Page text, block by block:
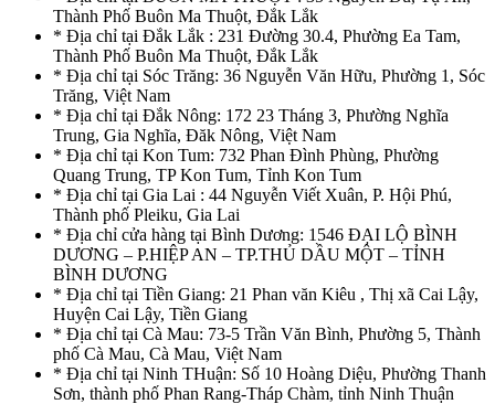
Thành Phố Buôn Ma Thuột, Đắk Lắk
* Địa chỉ tại Đắk Lắk : 231 Đường 30.4, Phường Ea Tam,
Thành Phố Buôn Ma Thuột, Đắk Lắk
* Địa chỉ tại Sóc Trăng: 36 Nguyễn Văn Hữu, Phường 1, Sóc
Trăng, Việt Nam
* Địa chỉ tại Đắk Nông: 172 23 Tháng 3, Phường Nghĩa
Trung, Gia Nghĩa, Đăk Nông, Việt Nam
* Địa chỉ tại Kon Tum: 732 Phan Đình Phùng, Phường
Quang Trung, TP Kon Tum, Tỉnh Kon Tum
* Địa chỉ tại Gia Lai : 44 Nguyễn Viết Xuân, P. Hội Phú,
Thành phố Pleiku, Gia Lai
* Địa chỉ cửa hàng tại Bình Dương: 1546 ĐẠI LỘ BÌNH
DƯƠNG – P.HIỆP AN – TP.THỦ DẦU MỘT – TỈNH
BÌNH DƯƠNG
* Địa chỉ tại Tiền Giang: 21 Phan văn Kiêu , Thị xã Cai Lậy,
Huyện Cai Lậy, Tiền Giang
* Địa chỉ tại Cà Mau: 73-5 Trần Văn Bình, Phường 5, Thành
phố Cà Mau, Cà Mau, Việt Nam
* Địa chỉ tại Ninh THuận: Số 10 Hoàng Diệu, Phường Thanh
Sơn, thành phố Phan Rang-Tháp Chàm, tỉnh Ninh Thuận